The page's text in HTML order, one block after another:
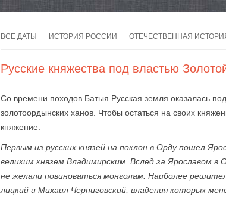
ВСЕ ДАТЫ ИСТОРИЯ РОССИИ ОТЕЧЕСТВЕННАЯ
Русские княжества под властью
Со времени походов Батыя Русская земля оказалась
золотоордынских ханов. Чтобы остаться на своих
княжение.
Первым из русских князей на поклон в Орду пошел
великим князем Владимирским. Вслед за Ярославом в
не желали повиноваться монголам. Наиболее
лицкий и Михаил Черниговский, владения которых